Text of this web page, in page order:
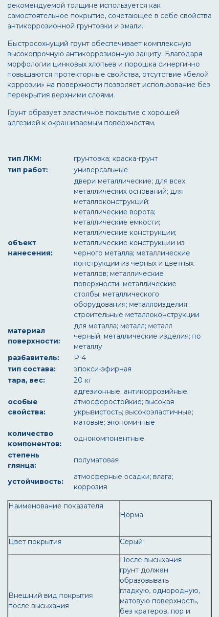
рекомендуемой толщине используется как
самостоятельное покрытие, сочетающее в себе свойства
антикоррозионной грунтовки и эмали.
Быстросохнущий грунт обеспечивает комплексную
высокопрочную антикоррозионную защиту. Благодаря
морфологии цинковых хлопьев и порошка синергично
повышаются протекторные свойства, отсутствие «белой
коррозии» на поверхности позволяет использование без
перекрытия верхними слоями.
Грунт образует эластичное покрытие с хорошей
адгезией к окрашиваемым поверхностям.
тип ЛКМ:
грунтовка; краска-грунт
тип работ:
универсальные
объект
нанесения:
двери металлические; для всех
металлических оснований; для
металлоконструкций;
металлические ворота;
металлические емкости;
металлические конструкции;
металлические конструкции из
черного металла; металлические
конструкции из черных и цветных
металлов; металлические
поверхности; металлические
столбы; металлического
оборудования; металлоизделия;
строительные металлоконструкции
материал
поверхности:
для металла; металл; металл
черный; металлические изделия; по
металлу
разбавитель:
Р-4
тип состава:
эпокси-эфирная
тара, вес:
20 кг
особые
свойства:
адгезионные; антикоррозийные;
атмосферостойкие; высокая
укрывистость; высокоэластичные;
матовые; экономичные
количество
компонентов:
однокомпонентные
степень
глянца:
полуматовая
устойчивость:
атмосферные осадки; влага;
коррозия
Наименование показателя
Норма
Цвет покрытия Серый
Внешний вид покрытия
после высыхания
После высыхания
грунт должен
образовывать
гладкую, однородную,
матовую поверхность,
без кратеров, пор и